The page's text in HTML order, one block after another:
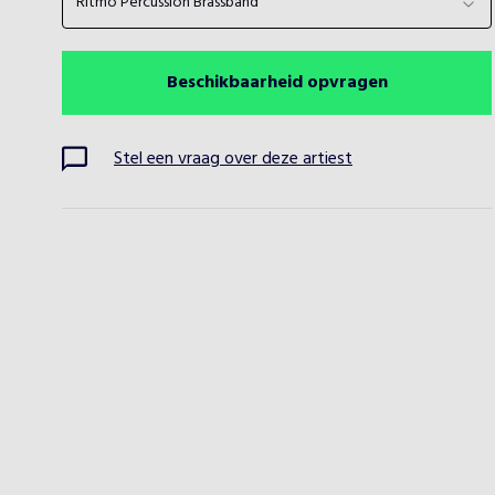
Beschikbaarheid opvragen
Stel een vraag over deze artiest